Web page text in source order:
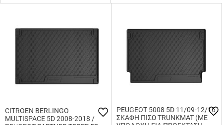
CITROEN BERLINGO
MULTISPACE 5D 2008-2018 /
PEUGEOT 5008 5D 11/09-12/16
ΣΚΑΦΗ ΠΙΣΩ TRUNKMAT (ΜΕ